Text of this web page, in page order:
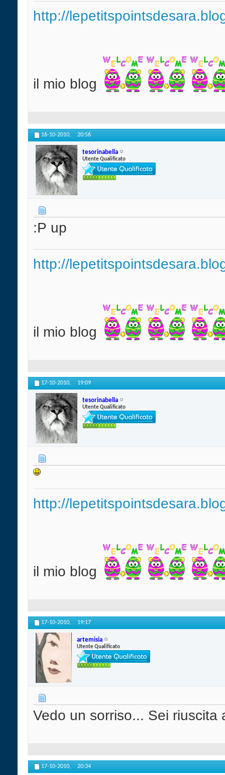
http://
il mio blog
16-10-2010, 20:56
tesorinabella
Utente Qualificato
:P up
http://
il mio blog
17-10-2010, 19:09
tesorinabella
Utente Qualificato
http://
il mio blog
17-10-2010, 19:17
artemisia
Utente Qualificato
Vedo un sorriso... Sei riuscita
17-10-2010, 20:34